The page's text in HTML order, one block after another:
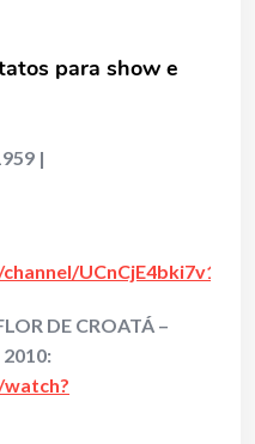
para show e
|
DE CROATÁ –
2010: